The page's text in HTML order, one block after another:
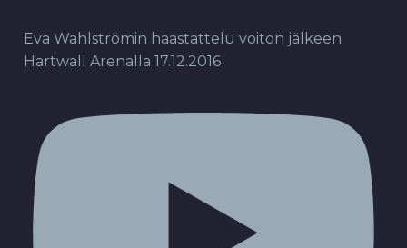
Eva Wahlströmin haastattelu voiton jälkeen
Hartwall Arenalla 17.12.2016